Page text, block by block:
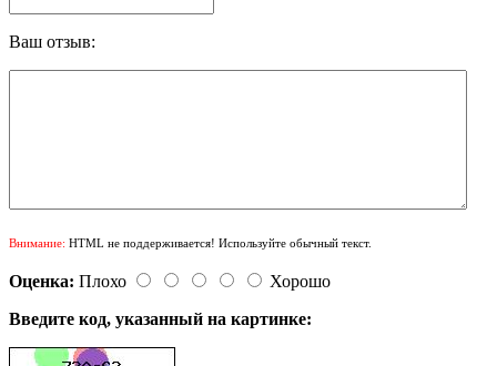
Ваш отзыв:
Внимание: HTML не поддерживается! Используйте обычный текст.
Оценка: Плохо
Хорошо
Введите код, указанный на картинке: